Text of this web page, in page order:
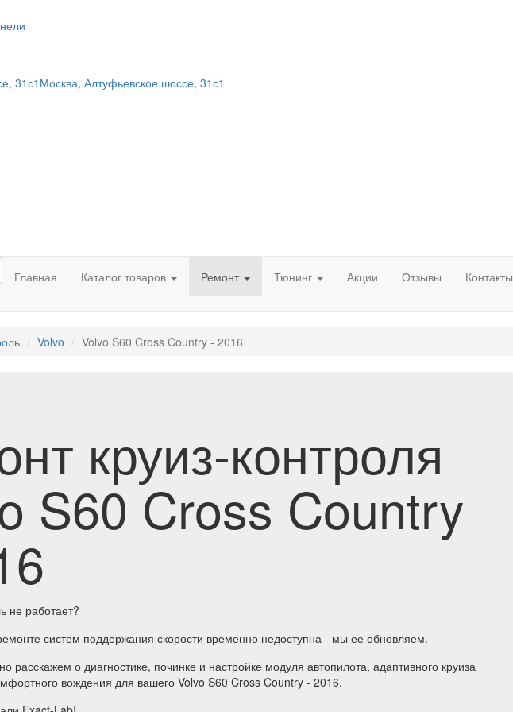
31с1 Москва, Алтуфьевское шоссе, 31с1
Главная
Каталог товаров Ремонт Тюнинг Акции Отзывы Контакты
Volvo Volvo S60 Cross Country - 2016
круиз-контроля
S60 Cross Country
не работает?
систем поддержания скорости временно недоступна - мы ее обновляем.
расскажем о диагностике, починке и настройке модуля автопилота, адаптивного круиза
вождения для вашего Volvo S60 Cross Country - 2016.